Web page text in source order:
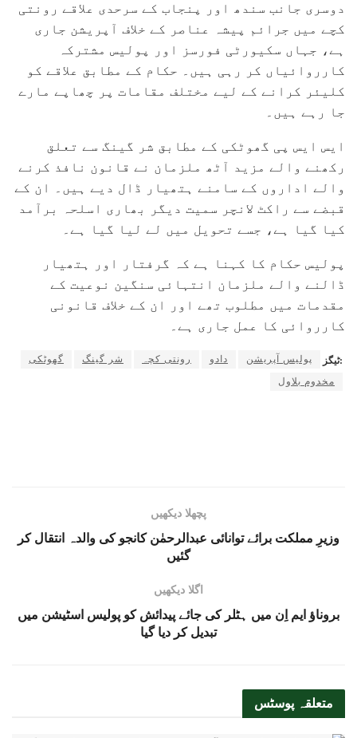
دوسری جانب سندھ اور پنجاب کے سرحدی علاقے رونتی
کچے میں جرائم پیشہ عناصر کے خلاف آپریشن جاری
ہے، جہاں سکیورٹی فورسز اور پولیس مشترکہ
کارروائیاں کر رہی ہیں۔ حکام کے مطابق علاقے کو
کلیئر کرانے کے لیے مختلف مقامات پر چھاپے مارے
جا رہے ہیں۔
ایس ایس پی گھوٹکی کے مطابق شر گینگ سے تعلق
رکھنے والے مزید آٹھ ملزمان نے قانون نافذ کرنے
والے اداروں کے سامنے ہتھیار ڈال دیے ہیں۔ ان کے
قبضے سے راکٹ لانچر سمیت دیگر بھاری اسلحہ برآمد
کیا گیا ہے، جسے تحویل میں لے لیا گیا ہے۔
پولیس حکام کا کہنا ہے کہ گرفتار اور ہتھیار
ڈالنے والے ملزمان انتہائی سنگین نوعیت کے
مقدمات میں مطلوب تھے اور ان کے خلاف قانونی
کارروائی کا عمل جاری ہے۔
ٹیگز: پولیس آپریشن دادو رونتی کچہ شر گینگ
گھوٹکی
مخدوم بلاول
پچھلا دیکھیں
وزیرِ مملکت برائے توانائی عبدالرحمٰن کانجو کی والدہ انتقال کر
گئیں
اگلا دیکھیں
بروناؤ ایم اِن میں ہٹلر کی جائے پیدائش کو پولیس اسٹیشن میں
تبدیل کر دیا گیا
متعلقہ پوسٹس